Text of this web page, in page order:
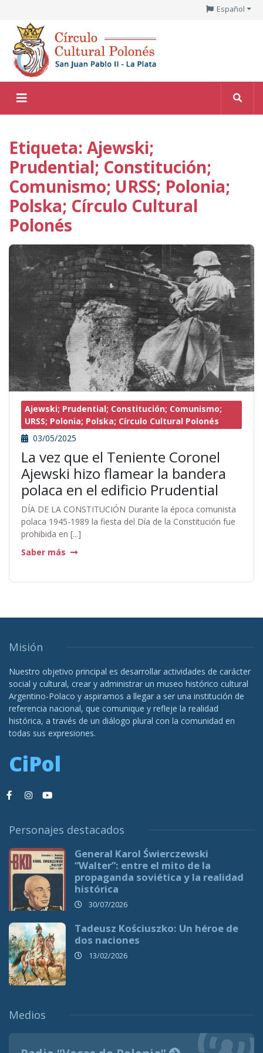
Español
Etiqueta: Ajewski;
Prudential; Constitución;
Comunismo; URSS; Polonia;
Polska; Círculo Cultural
Polonés
Ajewski; Prudential; Constitución; Comunismo;
URSS; Polonia; Polska; Círculo Cultural Polonés
03/05/2025
La vez que el Teniente Coronel
Ajewski hizo flamear la bandera
polaca en el edificio Prudential
DÍA DE LA CONSTITUCIÓN Durante la época comunista
polaca 1945-1989 la fiesta del Día de la Constitución fue
prohibida en [...]
Saber más
Misión
Nuestro objetivo principal es desarrollar actividades de carácter
social y cultural, crear y administrar un museo histórico cultural
Argentino-Polaco y aspiramos a llegar a ser una institución de
referencia nacional, que comunique y refleje la realidad
histórica, a través de un diálogo plural con la comunidad en
todas sus expresiones.
CiPol
Personajes destacados
General Karol Świerczewski
“Walter”: entre el mito de la
propaganda soviética y la realidad
histórica
30/07/2026
Tadeusz Kościuszko: Un héroe de
dos naciones
13/02/2026
Medios